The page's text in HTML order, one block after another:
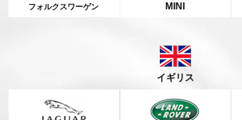
フォルクスワーゲン MINI
イギリス